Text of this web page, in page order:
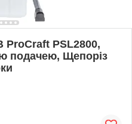
ProСraft PSL2800,
подачею, Щепоріз